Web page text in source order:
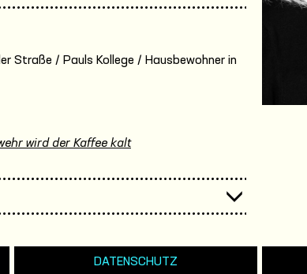
Straße / Pauls Kollege / Hausbewohner in
wird der Kaffee kalt
DATENSCHUTZ